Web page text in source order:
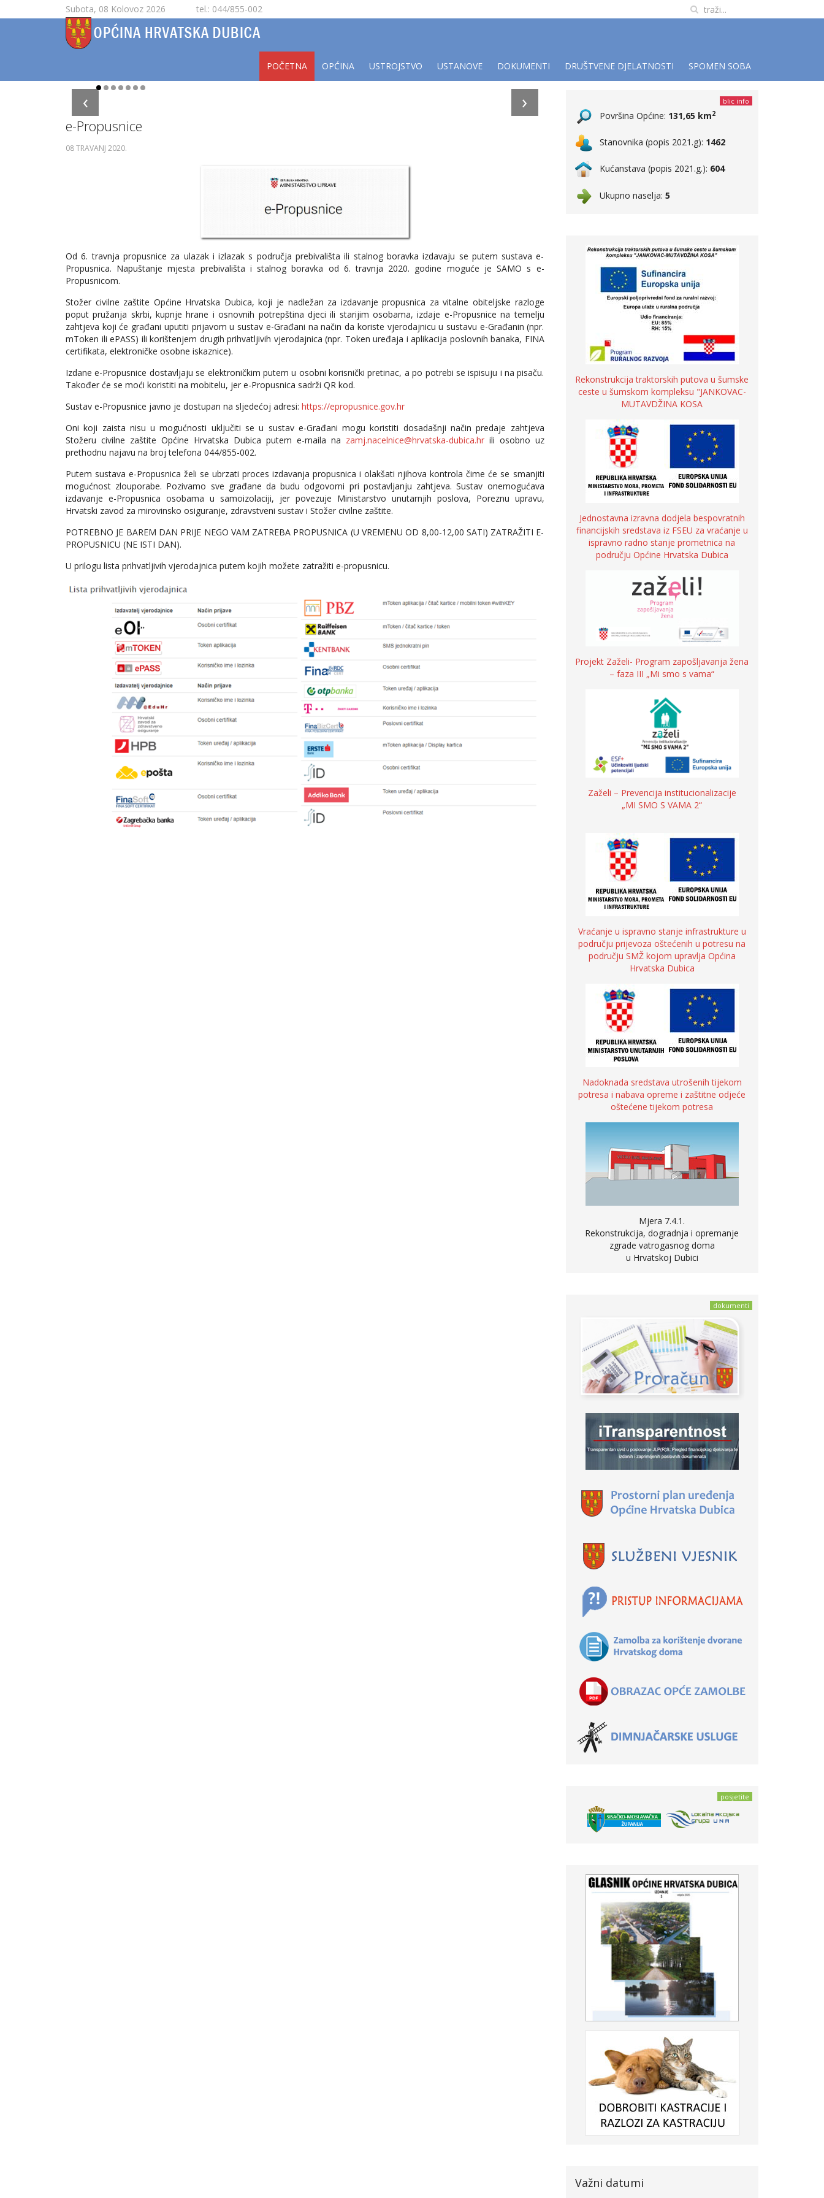
Subota, 08 Kolovoz 2026 tel.: 044/855-002
POČETNA OPĆINA USTROJSTVO USTANOVE DOKUMENTI DRUŠTVENE DJELATNOSTI SPOMEN SOBA
›
‹
e-Propusnice
08 TRAVANJ 2020.
Od 6. travnja propusnice za ulazak i izlazak s područja prebivališta ili stalnog boravka izdavaju se putem sustava e-
Propusnica. Napuštanje mjesta prebivališta i stalnog boravka od 6. travnja 2020. godine moguće je SAMO s e-
Propusnicom.
Stožer civilne zaštite Općine Hrvatska Dubica, koji je nadležan za izdavanje propusnica za vitalne obiteljske razloge
poput pružanja skrbi, kupnje hrane i osnovnih potrepština djeci ili starijim osobama, izdaje e-Propusnice na temelju
zahtjeva koji će građani uputiti prijavom u sustav e-Građani na način da koriste vjerodajnicu u sustavu e-Građanin (npr.
mToken ili ePASS) ili korištenjem drugih prihvatljivih vjerodajnica (npr. Token uređaja i aplikacija poslovnih banaka, FINA
certifikata, elektroničke osobne iskaznice).
Izdane e-Propusnice dostavljaju se elektroničkim putem u osobni korisnički pretinac, a po potrebi se ispisuju i na pisaču.
Također će se moći koristiti na mobitelu, jer e-Propusnica sadrži QR kod.
Sustav e-Propusnice javno je dostupan na sljedećoj adresi: https://epropusnice.gov.hr
Oni koji zaista nisu u mogućnosti uključiti se u sustav e-Građani mogu koristiti dosadašnji način predaje zahtjeva
Stožeru civilne zaštite Općine Hrvatska Dubica putem e-maila na zamj.nacelnice@hrvatska-dubica.hrili osobno uz
prethodnu najavu na broj telefona 044/855-002.
Putem sustava e-Propusnica želi se ubrzati proces izdavanja propusnica i olakšati njihova kontrola čime će se smanjiti
mogućnost zlouporabe. Pozivamo sve građane da budu odgovorni pri postavljanju zahtjeva. Sustav onemogućava
izdavanje e-Propusnica osobama u samoizolaciji, jer povezuje Ministarstvo unutarnjih poslova, Poreznu upravu,
Hrvatski zavod za mirovinsko osiguranje, zdravstveni sustav i Stožer civilne zaštite.
POTREBNO JE BAREM DAN PRIJE NEGO VAM ZATREBA PROPUSNICA (U VREMENU OD 8,00-12,00 SATI) ZATRAŽITI E-
PROPUSNICU (NE ISTI DAN).
U prilogu lista prihvatljivih vjerodajnica putem kojih možete zatražiti e-propusnicu.
blic info
Površina Općine: 131,65 km2
Stanovnika (popis 2021.g): 1462
Kućanstava (popis 2021.g.): 604
Ukupno naselja: 5
Rekonstrukcija traktorskih putova u šumske
ceste u šumskom kompleksu "JANKOVAC-
MUTAVDŽINA KOSA
Jednostavna izravna dodjela bespovratnih
financijskih sredstava iz FSEU za vraćanje u
ispravno radno stanje prometnica na
području Općine Hrvatska Dubica
Projekt Zaželi- Program zapošljavanja žena
– faza III „Mi smo s vama“
Zaželi – Prevencija institucionalizacije
„MI SMO S VAMA 2“
Vraćanje u ispravno stanje infrastrukture u
području prijevoza oštećenih u potresu na
području SMŽ kojom upravlja Općina
Hrvatska Dubica
Nadoknada sredstava utrošenih tijekom
potresa i nabava opreme i zaštitne odjeće
oštećene tijekom potresa
Mjera 7.4.1.
Rekonstrukcija, dogradnja i opremanje
zgrade vatrogasnog doma
u Hrvatskoj Dubici
dokumenti
posjetite
Važni datumi